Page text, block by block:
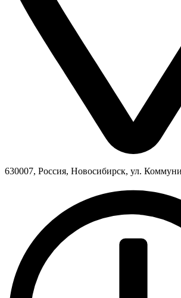
630007, Россия, Новосибирск, ул.